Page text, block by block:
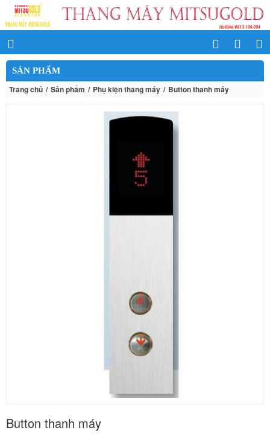
SẢN PHẨM
Trang chủ Sản phẩm Phụ kiện thang máy Button thanh máy
Button thanh máy